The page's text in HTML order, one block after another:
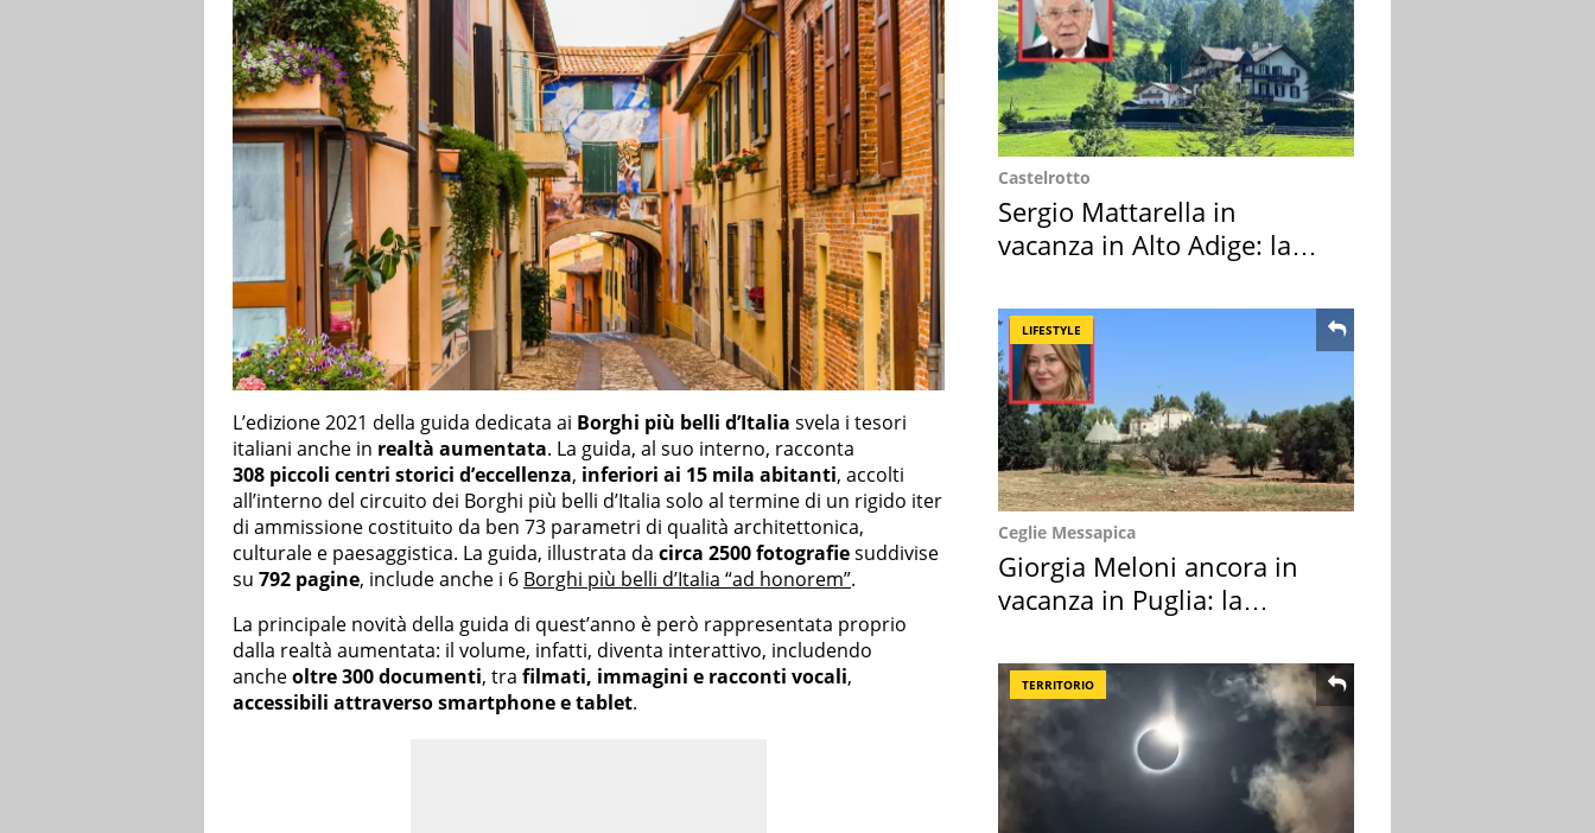
L’edizione 2021 della guida dedicata ai Borghi più belli d’Italia svela i tesori
italiani anche in realtà aumentata. La guida, al suo interno, racconta
308 piccoli centri storici d’eccellenza, inferiori ai 15 mila abitanti, accolti
all’interno del circuito dei Borghi più belli d’Italia solo al termine di un rigido iter
di ammissione costituito da ben 73 parametri di qualità architettonica,
culturale e paesaggistica. La guida, illustrata da circa 2500 fotografiesuddivise
su 792 pagine, include anche i 6 Borghi più belli d’Italia “ad honorem”.
La principale novità della guida di quest’anno è però rappresentata proprio
dalla realtà aumentata: il volume, infatti, diventa interattivo, includendo
ancheoltre 300 documenti, tra filmati, immagini e racconti vocali,
accessibili attraverso smartphone e tablet.
Castelrotto
Sergio Mattarella in
vacanza in Alto Adige: la
LIFESTYLE
Ceglie Messapica
Giorgia Meloni ancora in
vacanza in Puglia: la
TERRITORIO